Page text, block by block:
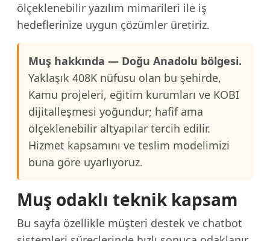
ölçeklenebilir yazılım mimarileri ile iş
hedeflerinize uygun çözümler üretiriz.
Muş hakkında — Doğu Anadolu bölgesi.
Yaklaşık 408K nüfusu olan bu şehirde,
Kamu projeleri, eğitim kurumları ve KOBI
dijitalleşmesi yoğundur; hafif ama
ölçeklenebilir altyapılar tercih edilir.
Hizmet kapsamını ve teslim modelimizi
buna göre uyarlıyoruz.
Muş odaklı teknik kapsam
Bu sayfa özellikle müşteri destek ve chatbot